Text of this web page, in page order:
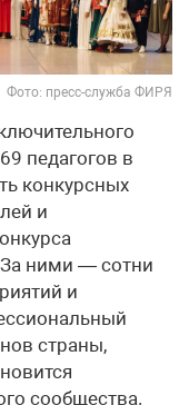
Фото: пресс-служба ФИРЯ
педагогов в
конкурсных
и
ними — сотни
и
страны,
сообщества.